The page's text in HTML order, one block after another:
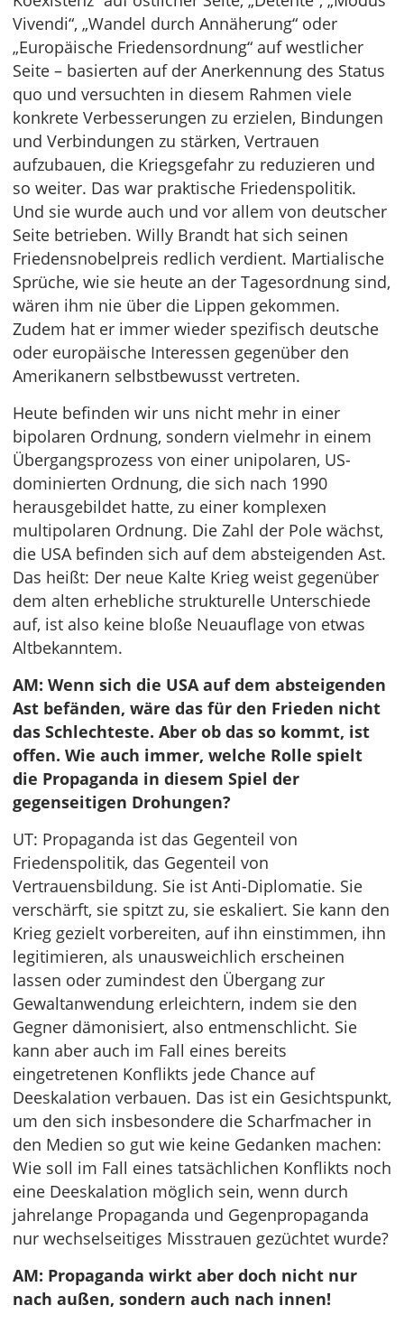
Vivendi“, „Wandel durch Annäherung“ oder
„Europäische Friedensordnung“ auf westlicher
Seite – basierten auf der Anerkennung des Status
quo und versuchten in diesem Rahmen viele
konkrete Verbesserungen zu erzielen, Bindungen
und Verbindungen zu stärken, Vertrauen
aufzubauen, die Kriegsgefahr zu reduzieren und
so weiter. Das war praktische Friedenspolitik.
Und sie wurde auch und vor allem von deutscher
Seite betrieben. Willy Brandt hat sich seinen
Friedensnobelpreis redlich verdient. Martialische
Sprüche, wie sie heute an der Tagesordnung sind,
wären ihm nie über die Lippen gekommen.
Zudem hat er immer wieder spezifisch deutsche
oder europäische Interessen gegenüber den
Amerikanern selbstbewusst vertreten.
Heute befinden wir uns nicht mehr in einer
bipolaren Ordnung, sondern vielmehr in einem
Übergangsprozess von einer unipolaren, US-
dominierten Ordnung, die sich nach 1990
herausgebildet hatte, zu einer komplexen
multipolaren Ordnung. Die Zahl der Pole wächst,
die USA befinden sich auf dem absteigenden Ast.
Das heißt: Der neue Kalte Krieg weist gegenüber
dem alten erhebliche strukturelle Unterschiede
auf, ist also keine bloße Neuauflage von etwas
Altbekanntem.
AM: Wenn sich die USA auf dem absteigenden
Ast befänden, wäre das für den Frieden nicht
das Schlechteste. Aber ob das so kommt, ist
offen. Wie auch immer, welche Rolle spielt
die Propaganda in diesem Spiel der
gegenseitigen Drohungen?
UT: Propaganda ist das Gegenteil von
Friedenspolitik, das Gegenteil von
Vertrauensbildung. Sie ist Anti-Diplomatie. Sie
verschärft, sie spitzt zu, sie eskaliert. Sie kann den
Krieg gezielt vorbereiten, auf ihn einstimmen, ihn
legitimieren, als unausweichlich erscheinen
lassen oder zumindest den Übergang zur
Gewaltanwendung erleichtern, indem sie den
Gegner dämonisiert, also entmenschlicht. Sie
kann aber auch im Fall eines bereits
eingetretenen Konflikts jede Chance auf
Deeskalation verbauen. Das ist ein Gesichtspunkt,
um den sich insbesondere die Scharfmacher in
den Medien so gut wie keine Gedanken machen:
Wie soll im Fall eines tatsächlichen Konflikts noch
eine Deeskalation möglich sein, wenn durch
jahrelange Propaganda und Gegenpropaganda
nur wechselseitiges Misstrauen gezüchtet wurde?
AM: Propaganda wirkt aber doch nicht nur
nach außen, sondern auch nach innen!